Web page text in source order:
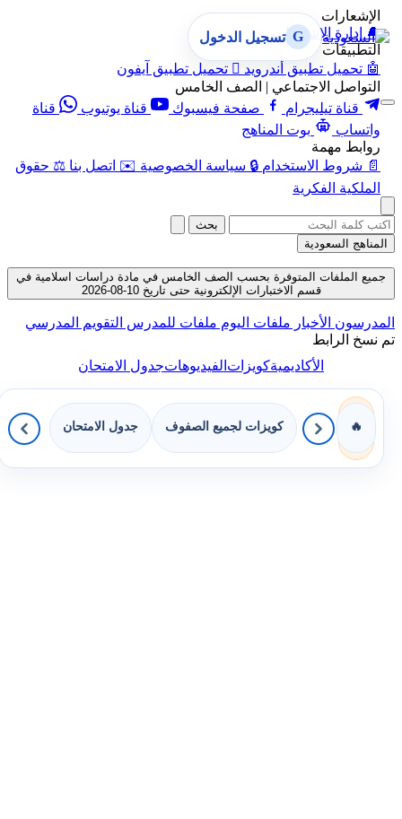
الإشعارات
🔔 إدارة الإشعارات
التطبيقات
🤖 تحميل تطبيق أندرويد  تحميل تطبيق آيفون
التواصل الاجتماعي | الصف الخامس
قناة تيليجرام
صفحة فيسبوك قناة يوتيوب
قناة
واتساب
بوت المناهج
روابط مهمة
📄 شروط الاستخدام 🔒 سياسة الخصوصية ✉️ اتصل بنا ⚖️ حقوق
الملكية الفكرية
G تسجيل الدخول
بحث
المناهج السعودية
جميع الملفات المتوفرة بحسب الصف الخامس في مادة دراسات اسلامية في
قسم الاختبارات الإلكترونية حتى تاريخ 10-08-2026
المدرسون الأخبار ملفات اليوم ملفات للمدرس التقويم المدرسي
تم نسخ الرابط
الأكاديميةكويزاتالفيديوهاتجدول الامتحان
🔥 كويزات لجميع الصفوف جدول الامتحان